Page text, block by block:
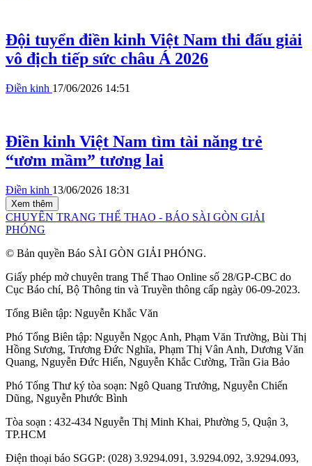
Đội tuyển điền kinh Việt Nam thi đấu giải
vô địch tiếp sức châu Á 2026
Điền kinh 17/06/2026 14:51
Điền kinh Việt Nam tìm tài năng trẻ
“ươm mầm” tương lai
Điền kinh 13/06/2026 18:31
Xem thêm
CHUYÊN TRANG THỂ THAO - BÁO SÀI GÒN GIẢI
PHÓNG
© Bản quyền Báo SÀI GÒN GIẢI PHÓNG.
Giấy phép mở chuyên trang Thể Thao Online số 28/GP-CBC do
Cục Báo chí, Bộ Thông tin và Truyền thông cấp ngày 06-09-2023.
Tổng Biên tập: Nguyễn Khắc Văn
Phó Tổng Biên tập: Nguyễn Ngọc Anh, Phạm Văn Trường, Bùi Thị
Hồng Sương, Trương Đức Nghĩa, Phạm Thị Vân Anh, Dương Văn
Quang, Nguyễn Đức Hiển, Nguyễn Khắc Cường, Trần Gia Bảo
Phó Tổng Thư ký tòa soạn: Ngô Quang Trưởng, Nguyễn Chiến
Dũng, Nguyễn Phước Bình
Tòa soạn : 432-434 Nguyễn Thị Minh Khai, Phường 5, Quận 3,
TP.HCM
Điện thoại báo SGGP: (028) 3.9294.091, 3.9294.092, 3.9294.093,